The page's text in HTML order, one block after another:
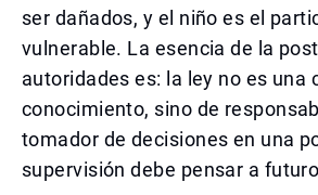
ser dañados, y el niño es el
vulnerable. La esencia de la
autoridades es: la ley no es una
conocimiento, sino de
tomador de decisiones en una
supervisión debe pensar a